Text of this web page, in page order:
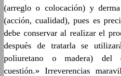
(arreglo o colocación) y
(acción, cualidad), pues es
debe conservar al realizar el
después de tratarla se
poliuretano o madera) del
cuestión.» Irreverencias